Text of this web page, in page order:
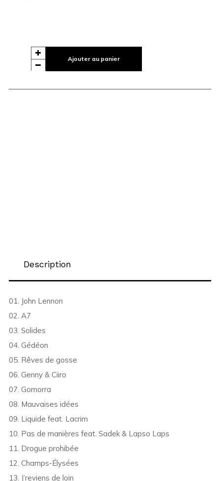
Ajouter au panier
Description
01. John Lennon
02. A7
03. Solides
04. Gédéon
05. Rêves de gosse
06. Genny & Ciiro
07. Gomorra
08. Mauvaises idées
09. Liquide feat. Lacrim
10. Pas de manières feat. Sadek & Lapso Laps
11. Drogue prohibée
12. Champs-Élysées
13. J’reviens de loin